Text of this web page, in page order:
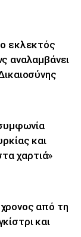
εκλεκτός
αναλαμβάνει
και
χαρτιά»
από τη
και